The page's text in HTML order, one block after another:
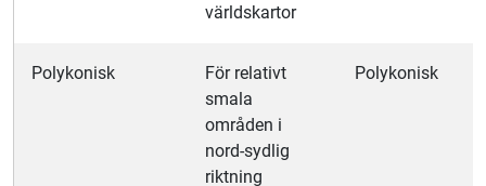
världskartor
Polykonisk
För relativt
smala
områden i
nord-sydlig
riktning
Polykonisk